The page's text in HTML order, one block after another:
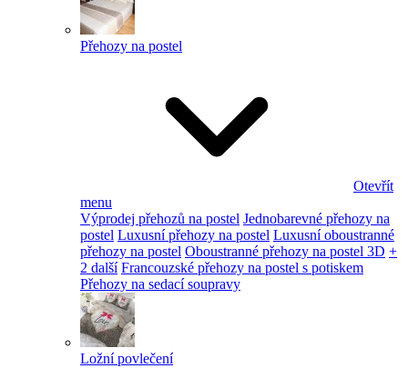
Přehozy na postel
Otevřít
menu
Výprodej přehozů na postel Jednobarevné přehozy na
postel Luxusní přehozy na postel Luxusní oboustranné
přehozy na postel Oboustranné přehozy na postel 3D +
2 další Francouzské přehozy na postel s potiskem
Přehozy na sedací soupravy
Ložní povlečení